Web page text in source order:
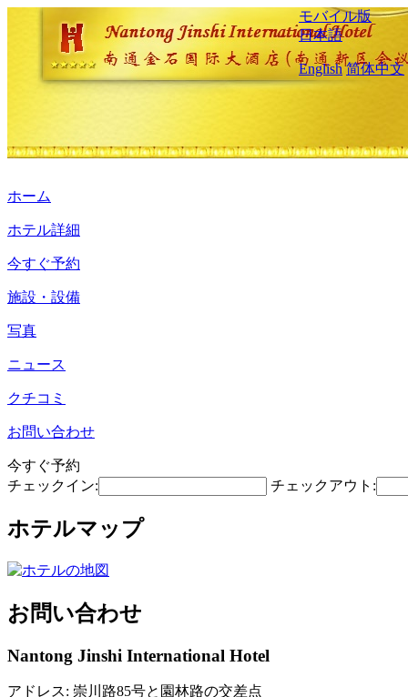
モバイル版
日本語
English 简体中文
ホーム
ホテル詳細
今すぐ予約
施設・設備
写真
ニュース
クチコミ
お問い合わせ
今すぐ予約
チェックイン:
チェックアウト:
ホテルマップ
お問い合わせ
Nantong Jinshi International Hotel
アドレス: 崇川路85号と園林路の交差点